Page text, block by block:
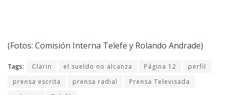
(Fotos: Comisión Interna Telefe y Rolando Andrade)
Tags: Clarin el sueldo no alcanza Página 12
perfil
prensa escrita
prensa radial
Prensa Televisada